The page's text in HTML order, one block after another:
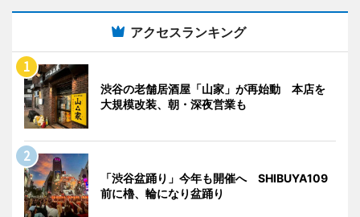
アクセスランキング
渋谷の老舗居酒屋「山家」が再始動 本店を
大規模改装、朝・深夜営業も
「渋谷盆踊り」今年も開催へ SHIBUYA109
前に櫓、輪になり盆踊り